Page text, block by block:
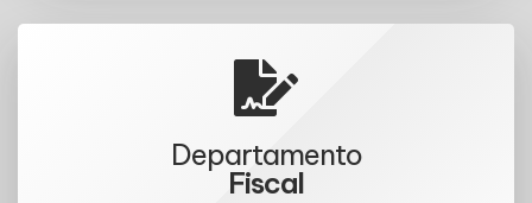
Departamento
Fiscal